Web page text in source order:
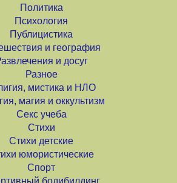
Политика
Психология
Публицистика
и география
и досуг
Разное
мистика и НЛО
магия и оккультизм
Секс учеба
Стихи
Стихи детские
юмористические
Спорт
бодибилдинг